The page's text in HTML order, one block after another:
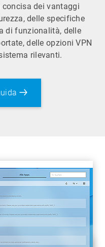
dei vantaggi
delle specifiche
di funzionalità, delle
delle opzioni VPN
rilevanti.